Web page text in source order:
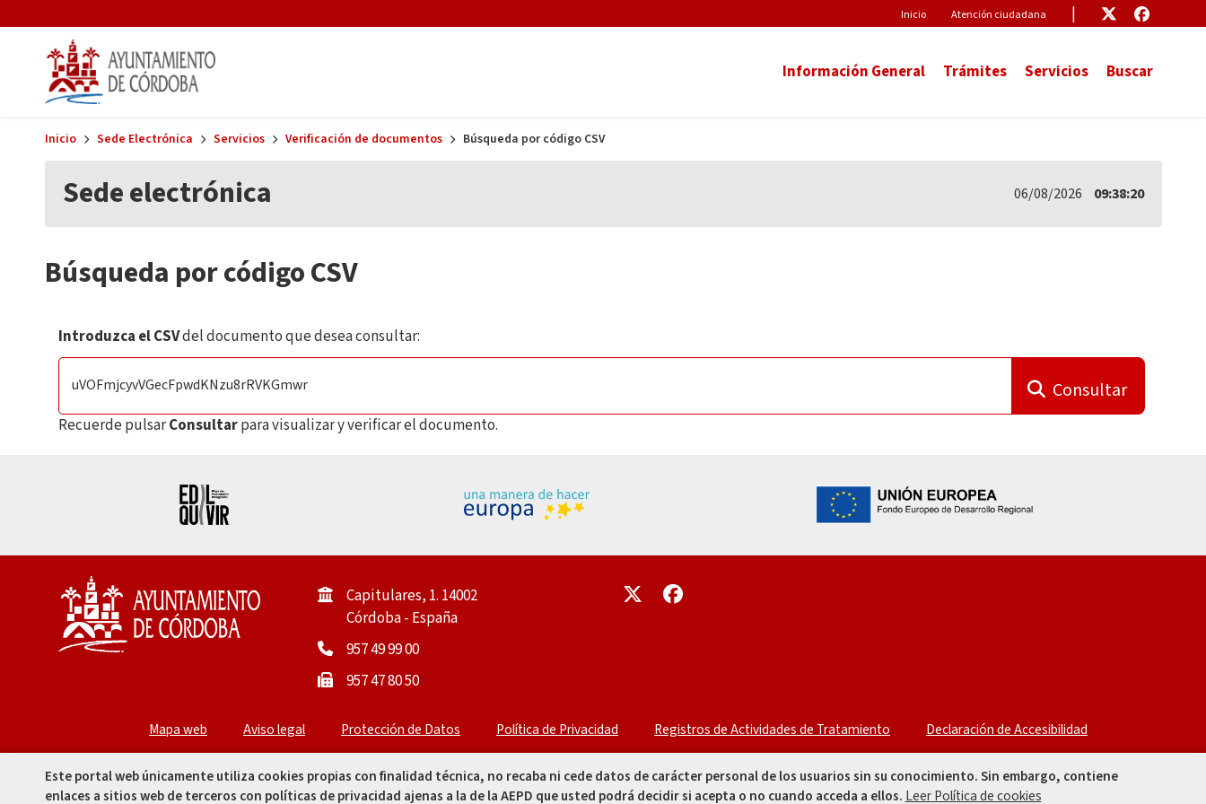
Pre-Header
Inicio Atención ciudadana EnlaceEnlace
Información General Trámites Servicios Buscar
Inicio Sede Electrónica Servicios Verificación de documentos Búsqueda por código CSV
Sede electrónica 06/08/2026 09:38:20
Búsqueda por código CSV
Introduzca el CSVdel documento que desea consultar:
Consultar
Recuerde pulsarConsultarpara visualizar y verificar el documento.
Capitulares, 1. 14002
Córdoba - España
957 49 99 00
957 47 80 50
Enlace
Mapa web Aviso legal Protección de Datos Política de Privacidad Registros de Actividades de Tratamiento Declaración de Accesibilidad
Este portal web únicamente utiliza cookies propias con finalidad técnica, no recaba ni cede datos de carácter personal de los usuarios sin su conocimiento. Sin embargo, contiene
enlaces a sitios web de terceros con políticas de privacidad ajenas a la de la AEPD que usted podrá decidir si acepta o no cuando acceda a ellos. Leer Política de cookies